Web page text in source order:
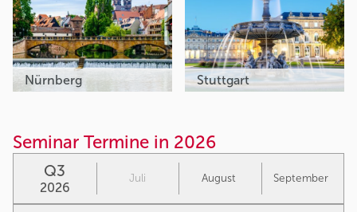
Nürnberg Stuttgart
Seminar Termine in 2026
Q3
2026
Juli August September